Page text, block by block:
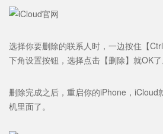
选择你要删除的联系人时，一边按住【
下角设置按钮，选择点击【删除】就OK了
删除完成之后，重启你的iPhone，iCloud
机里面了。